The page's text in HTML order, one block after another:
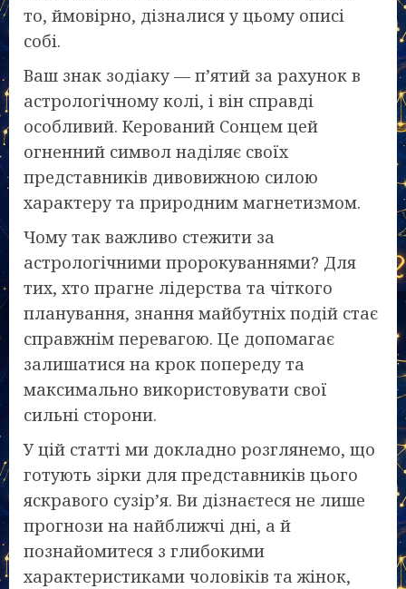
то, ймовірно, дізналися у цьому описі
собі.
Ваш знак зодіаку — п’ятий за рахунок в
астрологічному колі, і він справді
особливий. Керований Сонцем цей
огненний символ наділяє своїх
представників дивовижною силою
характеру та природним магнетизмом.
Чому так важливо стежити за
астрологічними пророкуваннями? Для
тих, хто прагне лідерства та чіткого
планування, знання майбутніх подій стає
справжнім перевагою. Це допомагає
залишатися на крок попереду та
максимально використовувати свої
сильні сторони.
У цій статті ми докладно розглянемо, що
готують зірки для представників цього
яскравого сузір’я. Ви дізнаєтеся не лише
прогнози на найближчі дні, а й
познайомитеся з глибокими
характеристиками чоловіків та жінок,